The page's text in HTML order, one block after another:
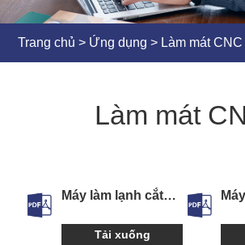
Trang chủ > Ứng dụng > Làm mát CNC
Làm mát
Máy làm lạnh cắt
Tải xuống